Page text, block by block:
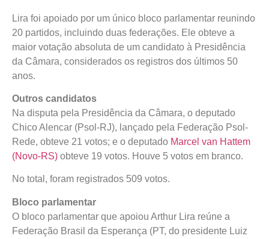
Lira foi apoiado por um único bloco parlamentar reunindo
20 partidos, incluindo duas federações. Ele obteve a
maior votação absoluta de um candidato à Presidência
da Câmara, considerados os registros dos últimos 50
anos.
Outros candidatos
Na disputa pela Presidência da Câmara, o deputado
Chico Alencar (Psol-RJ), lançado pela Federação Psol-
Rede, obteve 21 votos; e o deputado Marcel van Hattem
(Novo-RS) obteve 19 votos. Houve 5 votos em branco.
No total, foram registrados 509 votos.
Bloco parlamentar
O bloco parlamentar que apoiou Arthur Lira reúne a
Federação Brasil da Esperança (PT, do presidente Luiz